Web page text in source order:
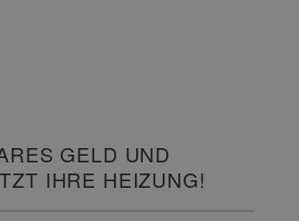
GELD UND
IHRE HEIZUNG!